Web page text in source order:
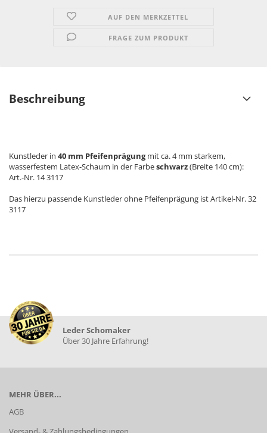
AUF DEN MERKZETTEL
FRAGE ZUM PRODUKT
Beschreibung
Kunstleder in 40 mm Pfeifenprägungmit ca. 4 mm starkem,
wasserfestem Latex-Schaum in der Farbeschwarz(Breite 140 cm):
Art.-Nr. 14 3117
Das hierzu passende Kunstleder ohne Pfeifenprägung ist Artikel-Nr. 32
3117
Leder Schomaker
Über 30 Jahre Erfahrung!
MEHR ÜBER...
AGB